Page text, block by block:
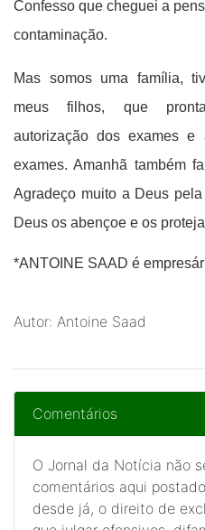
Confesso que cheguei a
contaminação.
Mas somos uma família,
meus filhos, que
autorização dos exames
exames. Amanhã também
Agradeço muito a Deus
Deus os abençoe e os
*ANTOINE SAAD é
Autor: Antoine Saad
Comentários
O Jornal da Notícia não
comentários aqui
desde já, o direito de